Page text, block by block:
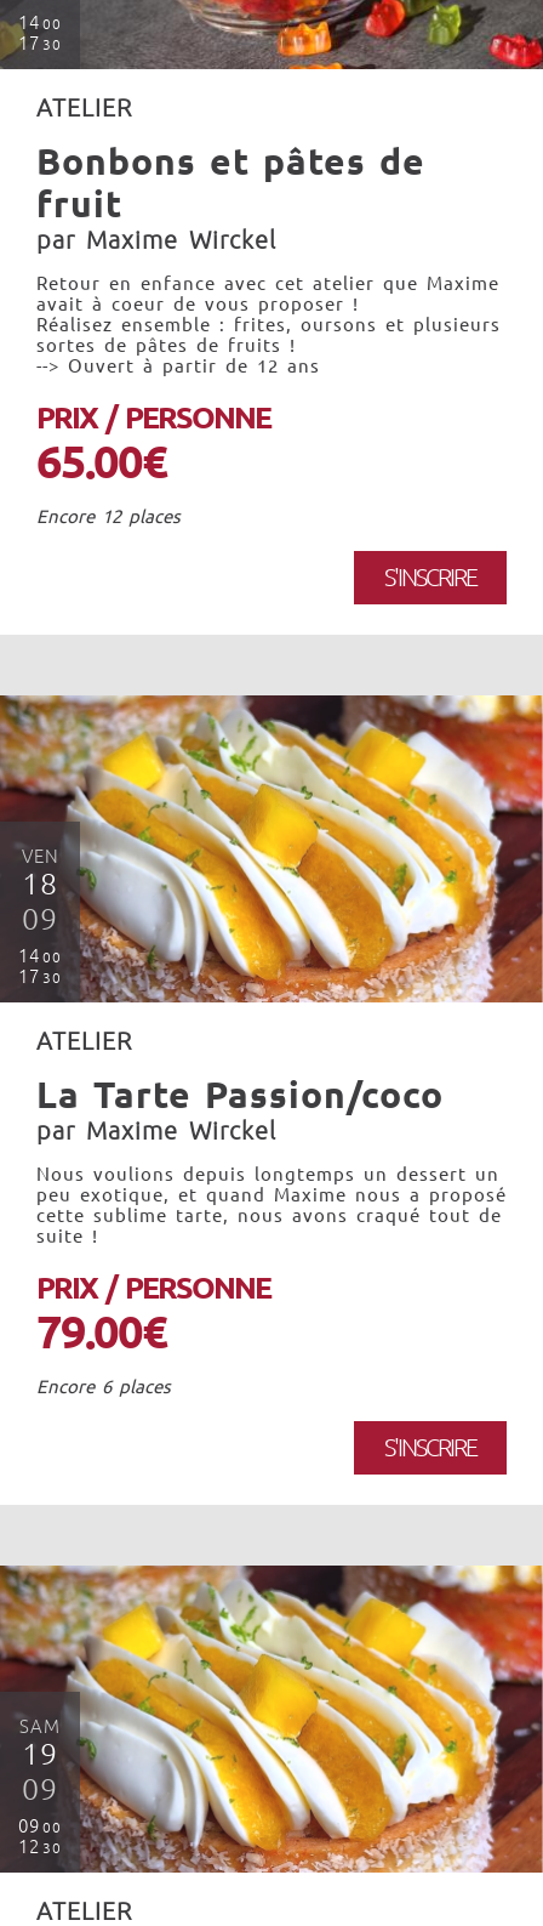
14 00
17 30
ATELIER
Bonbons et pâtes de
fruit
par Maxime Wirckel
Retour en enfance avec cet atelier que Maxime
avait à coeur de vous proposer !
Réalisez ensemble : frites, oursons et plusieurs
sortes de pâtes de fruits !
--> Ouvert à partir de 12 ans
PRIX / PERSONNE
65.00€
Encore 12 places
S'INSCRIRE
VEN
18
09
14 00
17 30
ATELIER
La Tarte Passion/coco
par Maxime Wirckel
Nous voulions depuis longtemps un dessert un
peu exotique, et quand Maxime nous a proposé
cette sublime tarte, nous avons craqué tout de
suite !
PRIX / PERSONNE
79.00€
Encore 6 places
S'INSCRIRE
SAM
19
09
09 00
12 30
ATELIER